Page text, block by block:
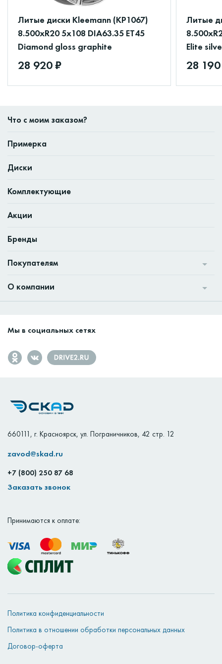
Литые диски Kleemann (КР1067)
8.500xR20 5x108 DIA63.35 ET45
Diamond gloss graphite
28 920 ₽
Литые
Elite
28
660111 , г. Красноярск, ул. Пограничников, 42 стр. 12
zavod@skad.ru
+7 (800) 250 87 68
Заказать звонок
Что с моим заказом?
Примерка
Диски
Комплектующие
Акции
Бренды
Покупателям
О компании
Мы в социальных сетях
Принимаются к оплате:
Политика конфиденциальности
Политика в отношении обработки персональных данных
Договор-оферта